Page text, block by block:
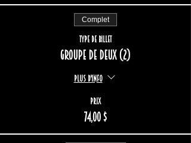
Complet
Type de billet
Groupe de deux (2)
Plus d'info
Prix
74,00 $